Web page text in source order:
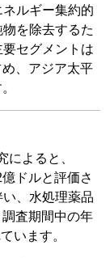
ルギー集約的
を除去するた
セグメントは
、アジア太平
よると、
ドルと評価さ
、水処理薬品
査期間中の年
います。